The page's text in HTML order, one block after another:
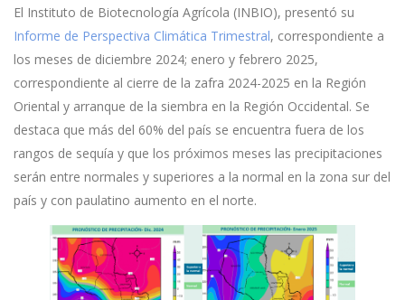
El Instituto de Biotecnología Agrícola (INBIO), presentó su
Informe de Perspectiva Climática Trimestral, correspondiente a
los meses de diciembre 2024; enero y febrero 2025,
correspondiente al cierre de la zafra 2024-2025 en la Región
Oriental y arranque de la siembra en la Región Occidental. Se
destaca que más del 60% del país se encuentra fuera de los
rangos de sequía y que los próximos meses las precipitaciones
serán entre normales y superiores a la normal en la zona sur del
país y con paulatino aumento en el norte.